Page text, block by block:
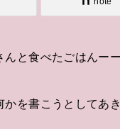
んと食べたごはんー
かを書こうとしてあ